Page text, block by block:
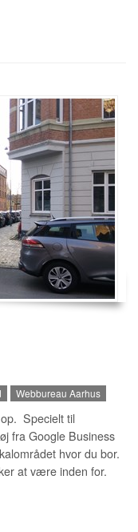
Webbureau Aarhus
Specielt til
fra Google Business
hvor du bor.
at være inden for.